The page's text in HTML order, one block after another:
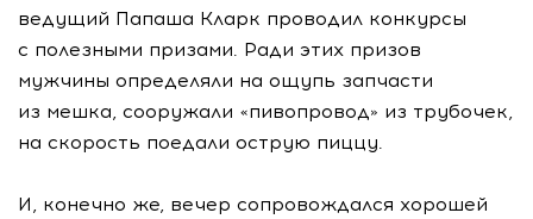
ведущий Папаша Кларк проводил конкурсы
с полезными призами. Ради этих призов
мужчины определяли на ощупь запчасти
из мешка, сооружали «пивопровод» из трубочек,
на скорость поедали острую пиццу.
И, конечно же, вечер сопровождался хорошей